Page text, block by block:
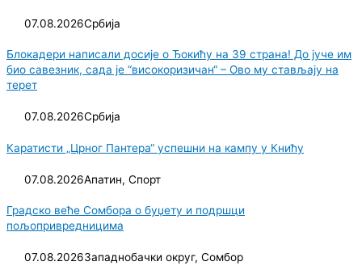
07.08.2026Србија
Блокадери написали досије о Ђокићу на 39 страна! До јуче им
био савезник, сада је “високоризичан“ – Ово му стављају на
терет
07.08.2026Србија
Каратисти „Црног Пантера“ успешни на кампу у Книћу
07.08.2026Апатин,Спорт
Градско веће Сомбора о буџету и подршци
пољопривредницима
07.08.2026Западнобачки округ,Сомбор